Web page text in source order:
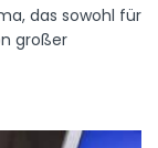
das sowohl für
großer